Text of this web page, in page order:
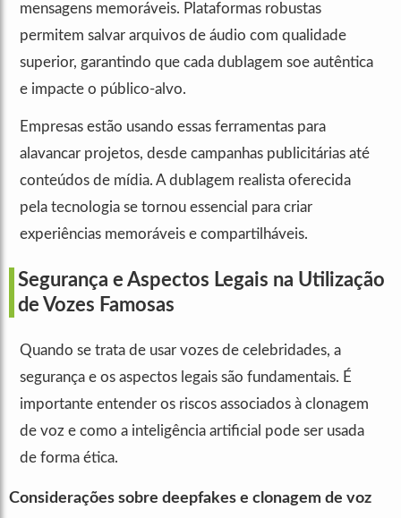
mensagens memoráveis. Plataformas robustas
permitem salvar arquivos de áudio com qualidade
superior, garantindo que cada dublagem soe autêntica
e impacte o público-alvo.
Empresas estão usando essas ferramentas para
alavancar projetos, desde campanhas publicitárias até
conteúdos de mídia. A dublagem realista oferecida
pela tecnologia se tornou essencial para criar
experiências memoráveis e compartilháveis.
Segurança e Aspectos Legais na Utilização
de Vozes Famosas
Quando se trata de usar vozes de celebridades, a
segurança e os aspectos legais são fundamentais. É
importante entender os riscos associados à clonagem
de voz e como a inteligência artificial pode ser usada
de forma ética.
Considerações sobre deepfakes e clonagem de voz